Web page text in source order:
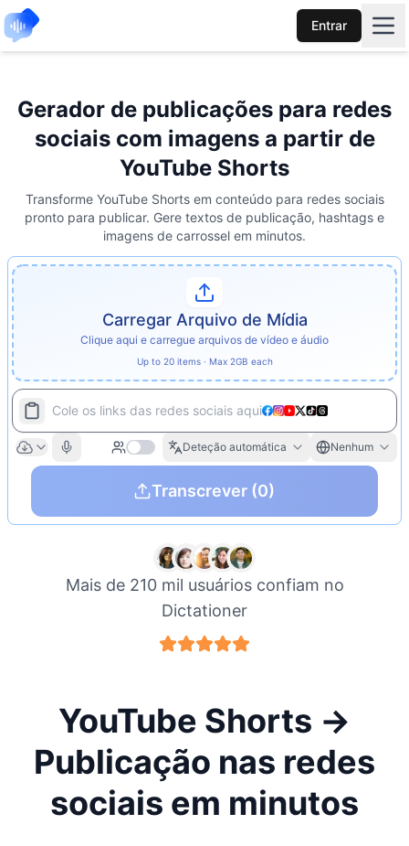
Entrar
Gerador de publicações para redes
sociais com imagens a partir de
YouTube Shorts
Transforme YouTube Shorts em conteúdo para redes sociais
pronto para publicar. Gere textos de publicação, hashtags e
imagens de carrossel em minutos.
Carregar Arquivo de Mídia
Clique aqui e carregue arquivos de vídeo e áudio
Up to 20 items · Max 2GB each
Cole os links das redes sociais aqui
Deteção automática Nenhum
Transcrever (0)
Mais de 210 mil usuários confiam no
Dictationer
YouTube Shorts →
Publicação nas redes
sociais em minutos